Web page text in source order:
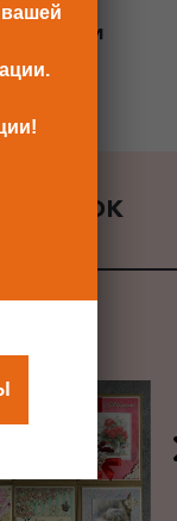
25%
и
>>
вашей